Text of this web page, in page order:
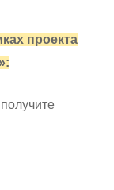
проекта